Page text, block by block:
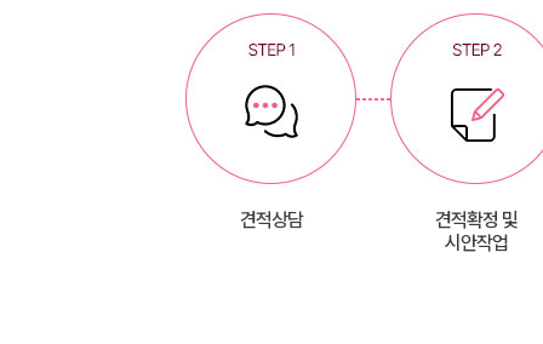
견적상담
견적확정 및
시안작업